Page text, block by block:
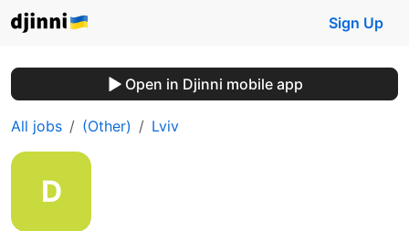
Sign Up
Open in Djinni mobile app
All jobs (Other) Lviv